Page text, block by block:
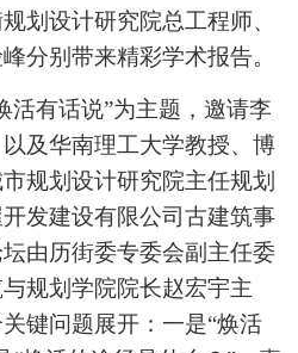
划设计研究院总工程师、
分别带来精彩学术报告。
活有话说”为主题，邀请李
及华南理工大学教授、博
规划设计研究院主任规划
发建设有限公司古建筑事
由历街委专委会副主任委
规划学院院长赵宏宇主
键问题展开：一是“焕活